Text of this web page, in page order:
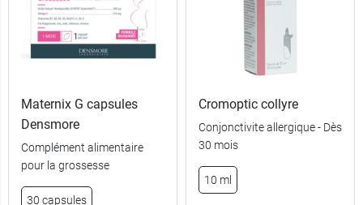
60 capsules 27,89 €
180 capsules 65,99 €
Maternix G capsules
Densmore
Complément alimentaire
pour la grossesse
30 capsules
Cromoptic collyre
Conjonctivite allergique - Dès
30 mois
10 ml